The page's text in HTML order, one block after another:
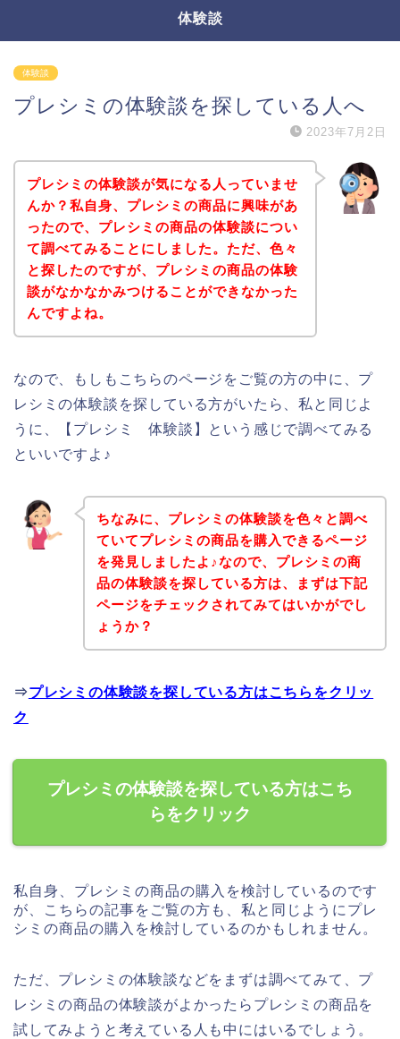
体験談
体験談
プレシミの体験談を探している人へ
2023年7月2日
プレシミの体験談が気になる人っていませ
んか？私自身、プレシミの商品に興味があ
ったので、プレシミの商品の体験談につい
て調べてみることにしました。ただ、色々
と探したのですが、プレシミの商品の体験
談がなかなかみつけることができなかった
んですよね。
なので、もしもこちらのページをご覧の方の中に、プ
レシミの体験談を探している方がいたら、私と同じよ
うに、【プレシミ 体験談】という感じで調べてみる
といいですよ♪
ちなみに、プレシミの体験談を色々と調べ
ていてプレシミの商品を購入できるページ
を発見しましたよ♪なので、プレシミの商
品の体験談を探している方は、まずは下記
ページをチェックされてみてはいかがでし
ょうか？
⇒プレシミの体験談を探している方はこちらをクリッ
ク
プレシミの体験談を探している方はこち
らをクリック
私自身、プレシミの商品の購入を検討しているのです
が、こちらの記事をご覧の方も、私と同じようにプレ
シミの商品の購入を検討しているのかもしれません。
ただ、プレシミの体験談などをまずは調べてみて、プ
レシミの商品の体験談がよかったらプレシミの商品を
試してみようと考えている人も中にはいるでしょう。